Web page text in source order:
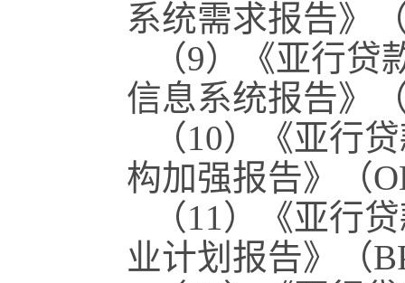
系统需求报告》
（9）《亚行
信息系统报告》
（10）《亚行
构加强报告》（
（11）《亚行
业计划报告》（